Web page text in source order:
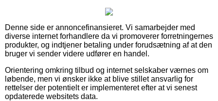
Denne side er annoncefinansieret. Vi samarbejder med
diverse internet forhandlere da vi promoverer forretningernes
produkter, og indtjener betaling under forudsætning af at den
bruger vi sender videre udfører en handel.
Orientering omkring tilbud og internet selskaber værnes om
løbende, men vi ønsker ikke at blive stillet ansvarlig for
rettelser der potentielt er implementeret efter at vi senest
opdaterede websitets data.